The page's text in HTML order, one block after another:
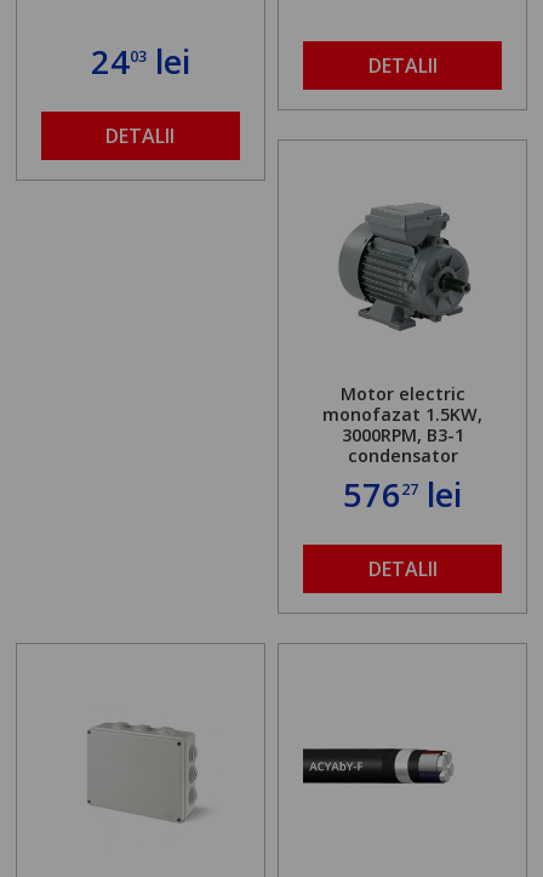
2403lei
DETALII
DETALII
Motor electric
monofazat 1.5KW,
3000RPM, B3-1
condensator
57627 lei
DETALII